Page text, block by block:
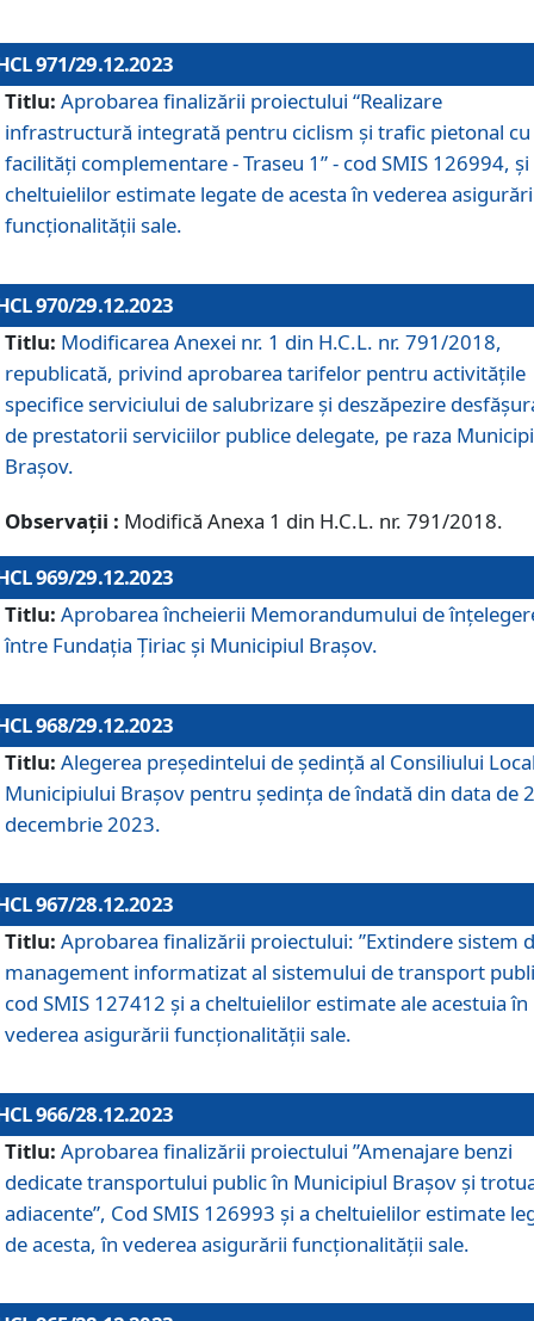
971/29.12.2023
Titlu: Aprobarea finalizării proiectului “Realizare
infrastructură integrată pentru ciclism şi trafic pietonal cu
facilităţi complementare - Traseu 1” - cod SMIS 126994, și
cheltuielilor estimate legate de acesta în vederea
funcționalității sale.
970/29.12.2023
Titlu: Modificarea Anexei nr. 1 din H.C.L. nr. 791/2018,
republicată, privind aprobarea tarifelor pentru activitățile
specifice serviciului de salubrizare și deszăpezire
de prestatorii serviciilor publice delegate, pe raza
Brașov.
Observații : Modifică Anexa 1 din H.C.L. nr. 791/2018.
969/29.12.2023
Titlu: Aprobarea încheierii Memorandumului de
între Fundația Țiriac și Municipiul Brașov.
968/29.12.2023
Titlu: Alegerea preşedintelui de şedinţă al Consiliului
Municipiului Braşov pentru ședința de îndată din data de
decembrie 2023.
967/28.12.2023
Titlu: Aprobarea finalizării proiectului: ”Extindere sistem
management informatizat al sistemului de transport
cod SMIS 127412 și a cheltuielilor estimate ale acestuia în
vederea asigurării funcționalității sale.
966/28.12.2023
Titlu: Aprobarea finalizării proiectului ”Amenajare benzi
dedicate transportului public în Municipiul Brașov şi
adiacente”, Cod SMIS 126993 și a cheltuielilor estimate
de acesta, în vederea asigurării funcționalității sale.